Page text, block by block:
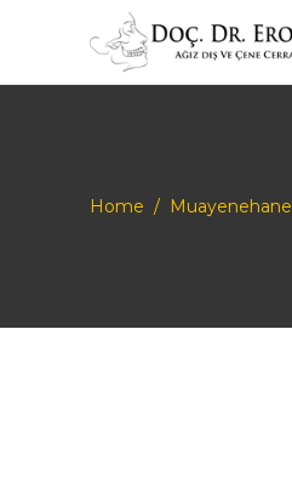
Home / Muayenehane